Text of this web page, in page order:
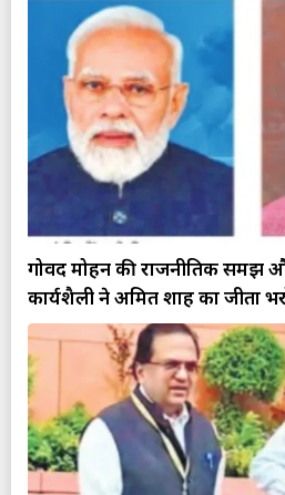
गोविंद मोहन की राजनीतिक समझ
कार्यशैली ने अमित शाह का जीता